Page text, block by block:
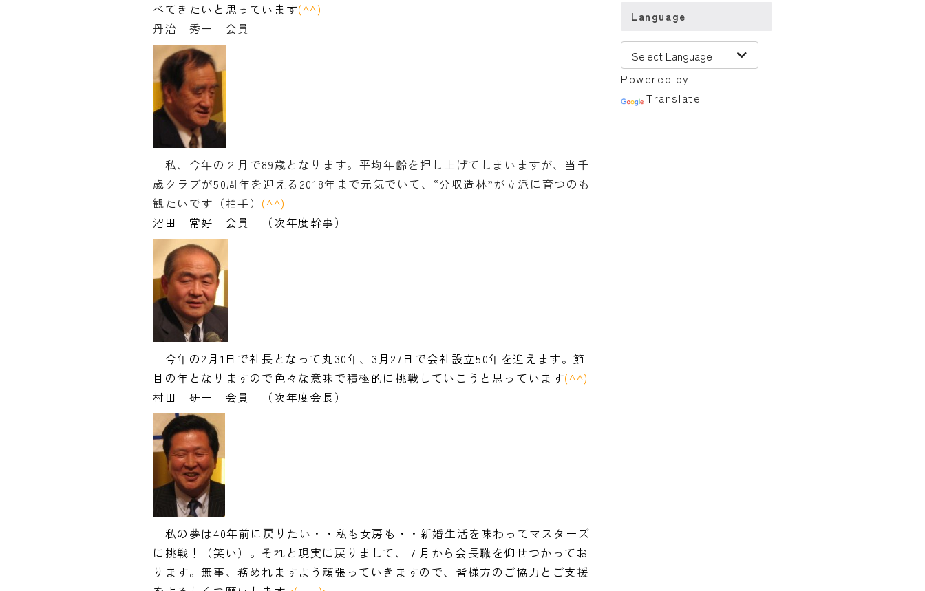
べてきたいと思っています(^^)
丹治 秀一 会員
私、今年の２月で89歳となります。平均年齢を押し上げてしまいますが、当千
歳クラブが50周年を迎える2018年まで元気でいて、“分収造林”が立派に育つのも
観たいです（拍手） (^^)
沼田 常好 会員 （次年度幹事）
今年の2月1日で社長となって丸30年、3月27日で会社設立50年を迎えます。節
目の年となりますので色々な意味で積極的に挑戦していこうと思っています(^^)
村田 研一 会員 （次年度会長）
私の夢は40年前に戻りたい・・私も女房も・・新婚生活を味わってマスターズ
に挑戦！（笑い）。それと現実に戻りまして、７月から会長職を仰せつかってお
ります。無事、務めれますよう頑張っていきますので、皆様方のご協力とご支援
Language
Powered by
Translate